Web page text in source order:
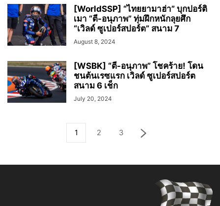
[WorldSSP] “ไทยยามาฮ่า” บุกปอร์ติ
เมา “ตี-อนุภาพ” ทุ่มฝึกหนักลุยศึก
“เวิลด์ ซูเปอร์สปอร์ต” สนาม 7
August 8, 2024
[WSBK] “ตี-อนุภาพ” โชคร้าย! โดน
ชนต้นเรซแรก เวิลด์ ซูเปอร์สปอร์ต
สนาม 6 เช็ก
July 20, 2024
1 2 3